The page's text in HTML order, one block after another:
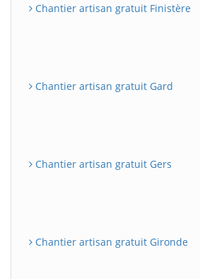
Chantier artisan gratuit Finistère
Chantier artisan gratuit Gard
Chantier artisan gratuit Gers
Chantier artisan gratuit Gironde